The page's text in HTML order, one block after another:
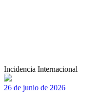
Incidencia Internacional
26 de junio de 2026